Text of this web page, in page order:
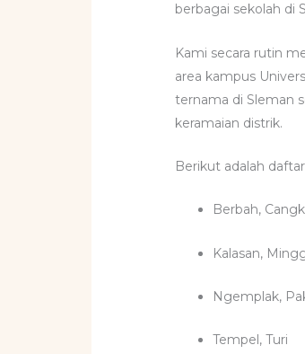
berbagai sekolah di
Kami secara rutin
area kampus
ternama di Sleman
keramaian distrik.
Berikut adalah
Berbah,
Kalasan,
Ngemplak,
Tempel, Turi